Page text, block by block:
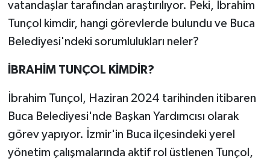
vatandaşlar tarafından araştırılıyor. Peki, İbrahim
Tunçol kimdir, hangi görevlerde bulundu ve Buca
Belediyesi'ndeki sorumlulukları neler?
İBRAHİM TUNÇOL KİMDİR?
İbrahim Tunçol, Haziran 2024 tarihinden itibaren
Buca Belediyesi'nde Başkan Yardımcısı olarak
görev yapıyor. İzmir'in Buca ilçesindeki yerel
yönetim çalışmalarında aktif rol üstlenen Tunçol,